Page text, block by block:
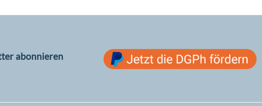
abonnieren